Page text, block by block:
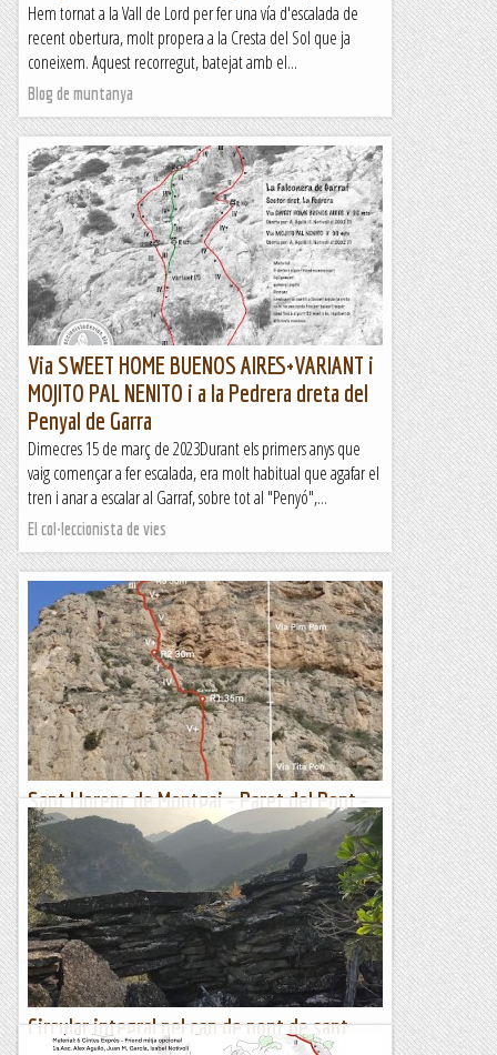
Hem tornat a la Vall de Lord per fer una vía d'escalada de
recent obertura, molt propera a la Cresta del Sol que ja
coneixem. Aquest recorregut, batejat amb el...
Blog de muntanya
Via SWEET HOME BUENOS AIRES+VARIANT i
MOJITO PAL NENITO i a la Pedrera dreta del
Penyal de Garra
Dimecres 15 de març de 2023Durant els primers anys que
vaig començar a fer escalada, era molt habitual que agafar el
tren i anar a escalar al Garraf, sobre tot al "Penyó",...
El col·leccionista de vies
Sant Llorenç de Montgai - Paret del Pont -
Via: Integral Pim Pam - 04/03/2023
Tornem a la Paret del Pont, repetirem una part d'una via,
doncs la part de dalt ja l'havíem fet, i ens faltava el primer
llarg que és la via. Tita Pon. Us deixem la...
Manel&Ita
Circular integral pel cap de pont de sant